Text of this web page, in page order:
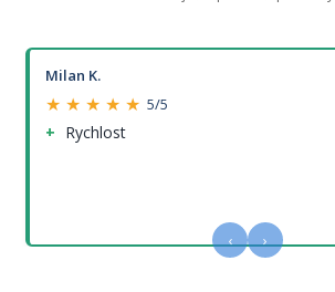
Milan K.
★ ★ ★ ★ ★ 5/5
Rychlost
‹ ›